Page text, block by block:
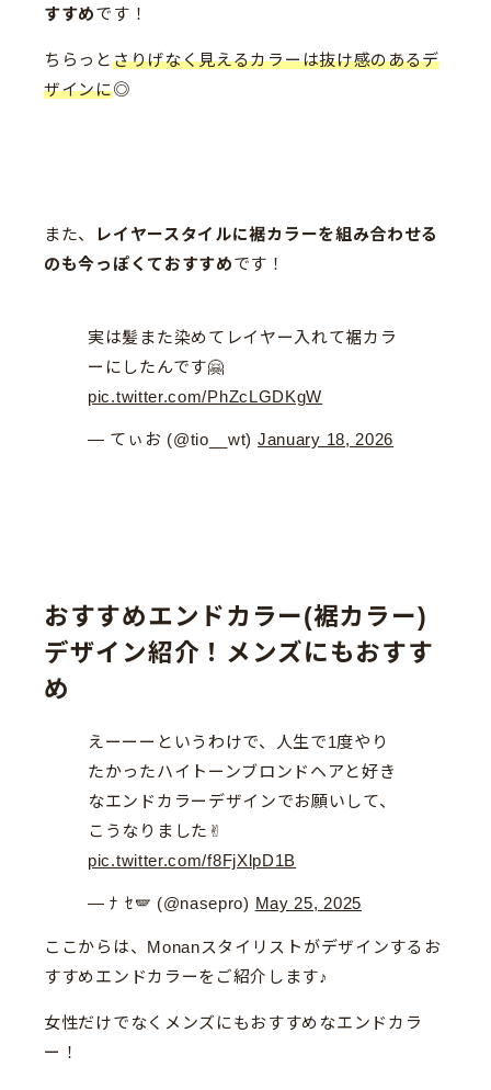
すすめです！
ちらっとさりげなく見えるカラーは抜け感のあるデ
ザインに◎
また、
レイヤースタイルに裾カラーを組み合わせる
のも今っぽくておすすめです！
実は髪また染めてレイヤー入れて裾カラ
ーにしたんです🤗
pic.twitter.com/PhZcLGDKgW
— てぃお (@tio__wt) January 18, 2026
おすすめエンドカラー(裾カラー)
デザイン紹介！メンズにもおすす
め
えーーーというわけで、人生で1度やり
たかったハイトーンブロンドヘアと好き
なエンドカラーデザインでお願いして、
こうなりました✌︎
pic.twitter.com/f8FjXlpD1B
— ﾅ ｾ🪽 (@nasepro) May 25, 2025
ここからは、Monanスタイリストがデザインするお
すすめエンドカラーをご紹介します♪
女性だけでなくメンズにもおすすめなエンドカラ
ー！